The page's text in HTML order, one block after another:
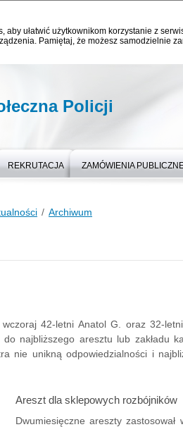
aby ułatwić użytkownikom korzystanie z
Pamiętaj, że możesz samodzielnie
Policji
REKRUTACJA ZAMÓWIENIA
Archiwum
42-letni Anatol G. oraz 32-
najbliższego aresztu lub zakładu
nie unikną odpowiedzialności i
Areszt dla sklepowych rozbójników
Dwumiesięczne areszty